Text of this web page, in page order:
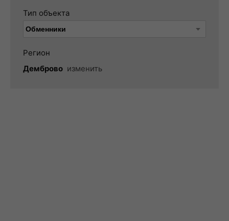
Тип объекта
Регион
Демброво изменить